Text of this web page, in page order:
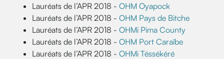
Lauréats de l’APR 2018 - OHM Oyapock
Lauréats de l’APR 2018 - OHM Pays de Bitche
Lauréats de l’APR 2018 - OHMi Pima County
Lauréats de l’APR 2018 - OHM Port Caraïbe
Lauréats de l’APR 2018 - OHMi Téssékéré